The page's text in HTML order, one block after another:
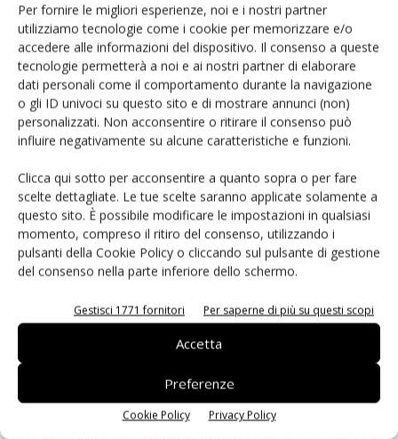
Per fornire le migliori esperienze, noi e i nostri partner
utilizziamo tecnologie come i cookie per memorizzare e/o
accedere alle informazioni del dispositivo. Il consenso a queste
tecnologie permetterà a noi e ai nostri partner di elaborare
dati personali come il comportamento durante la navigazione
o gli ID univoci su questo sito e di mostrare annunci (non)
personalizzati. Non acconsentire o ritirare il consenso può
influire negativamente su alcune caratteristiche e funzioni.
Clicca qui sotto per acconsentire a quanto sopra o per fare
scelte dettagliate. Le tue scelte saranno applicate solamente a
questo sito. È possibile modificare le impostazioni in qualsiasi
momento, compreso il ritiro del consenso, utilizzando i
pulsanti della Cookie Policy o cliccando sul pulsante di gestione
del consenso nella parte inferiore dello schermo.
Gestisci 1771 fornitori Per saperne di più su questi scopi
Accetta
Preferenze
Cookie Policy Privacy Policy
L’ortofrutta di Extra Supermercati tra localismo e
Ai #Repartofresh
Andamento prezzi ortofrutta in Italia al 27 luglio
2026
Leonardo Odorizzi: “Dobbiamo creare stupore nel
punto di vendita” #vocidellortofrutta